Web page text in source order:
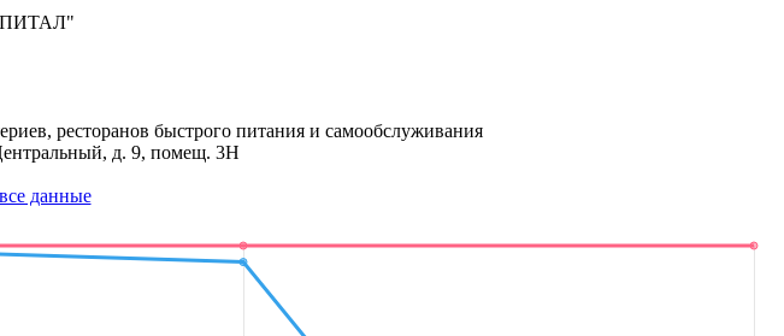
ресторанов быстрого питания и самообслуживания
д. 9, помещ. 3Н
данные